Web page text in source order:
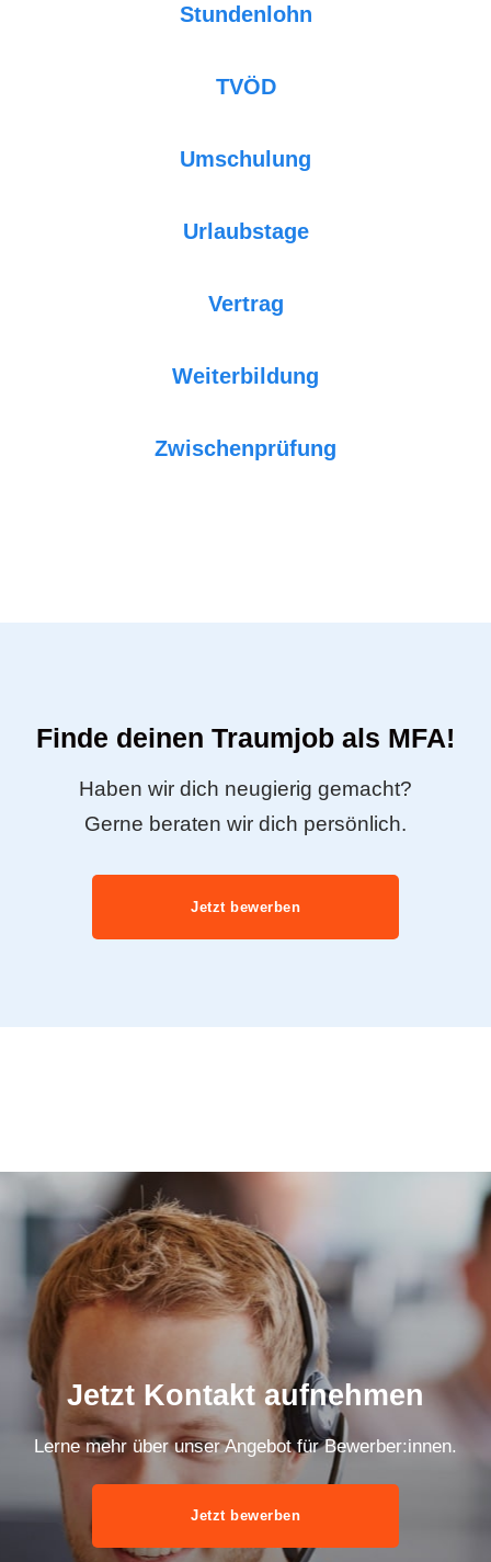
Stundenlohn
TVÖD
Umschulung
Urlaubstage
Vertrag
Weiterbildung
Zwischenprüfung
Finde deinen Traumjob als MFA!
Haben wir dich neugierig gemacht?
Gerne beraten wir dich persönlich.
Jetzt bewerben
Jetzt Kontakt aufnehmen
Lerne mehr über unser Angebot für Bewerber:innen.
Jetzt bewerben